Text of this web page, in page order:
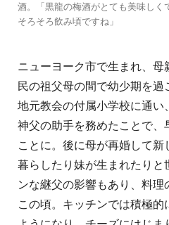
酒。「黒龍の梅酒がとても美味しく
そろそろ飲み頃ですね」
ニューヨーク市で生まれ、母
民の祖父母の間で幼少期を過
地元教会の付属小学校に通い
神父の助手を務めたことで、
ことに。後に母が再婚して
暮らしたり妹が生まれたりと
ンな継父の影響もあり、料理
この頃。キッチンでは積極的